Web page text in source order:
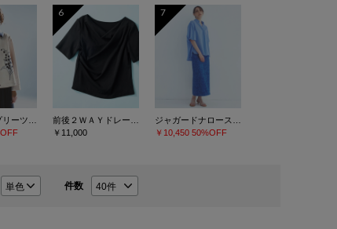
6
￥11,000
7
￥10,450 50%OFF
件数